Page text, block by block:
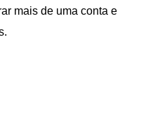
mais de uma conta e